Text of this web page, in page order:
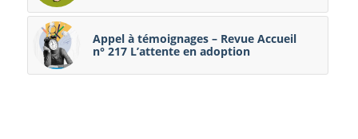
Appel à témoignages – Revue Accueil
n° 217 L’attente en adoption